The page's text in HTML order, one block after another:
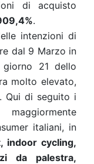
di acquisto
.
intenzioni di
dal 9 Marzo in
21 dello
molto elevato,
Qui di seguito i
italiani, in
indoor cycling,
da palestra,